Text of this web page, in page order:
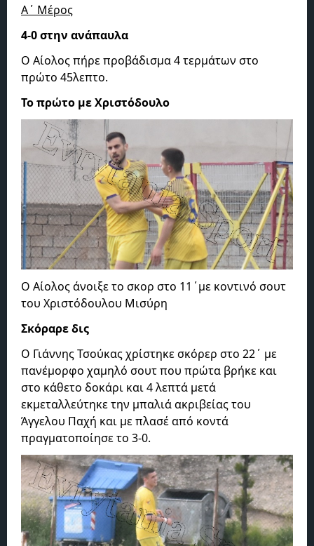
Α΄ Μέρος
4-0 στην ανάπαυλα
Ο Αίολος πήρε προβάδισμα 4 τερμάτων στο
πρώτο 45λεπτο.
Το πρώτο με Χριστόδουλο
Ο Αίολος άνοιξε το σκορ στο 11΄με κοντινό σουτ
του Χριστόδουλου Μισύρη
Σκόραρε δις
Ο Γιάννης Τσούκας χρίστηκε σκόρερ στο 22΄ με
πανέμορφο χαμηλό σουτ που πρώτα βρήκε και
στο κάθετο δοκάρι και 4 λεπτά μετά
εκμεταλλεύτηκε την μπαλιά ακριβείας του
Άγγελου Παχή και με πλασέ από κοντά
πραγματοποίησε το 3-0.